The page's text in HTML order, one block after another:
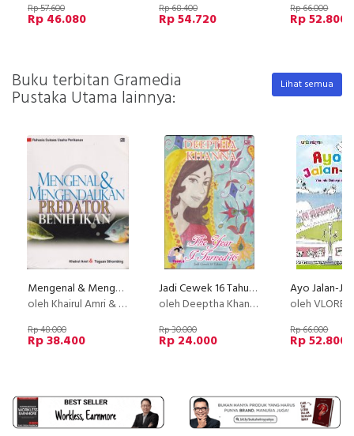
Rp 57.600
Rp 46.080
Rp 68.400
Rp 54.720
Rp 66.000
Rp 52.800
Buku terbitan Gramedia
Pustaka Utama lainnya:
Lihat semua
Mengenal & Mengendalikan Predator Benih Ikan
oleh Khairul Amri & Toguan Sihombing
Rp 48.000
Rp 38.400
Jadi Cewek 16 Tahun - The Year I Turn 16 (2009)
oleh Deeptha Khanna
Rp 30.000
Rp 24.000
Ayo Jalan-
oleh VLORENIA
Rp 66.000
Rp 52.800